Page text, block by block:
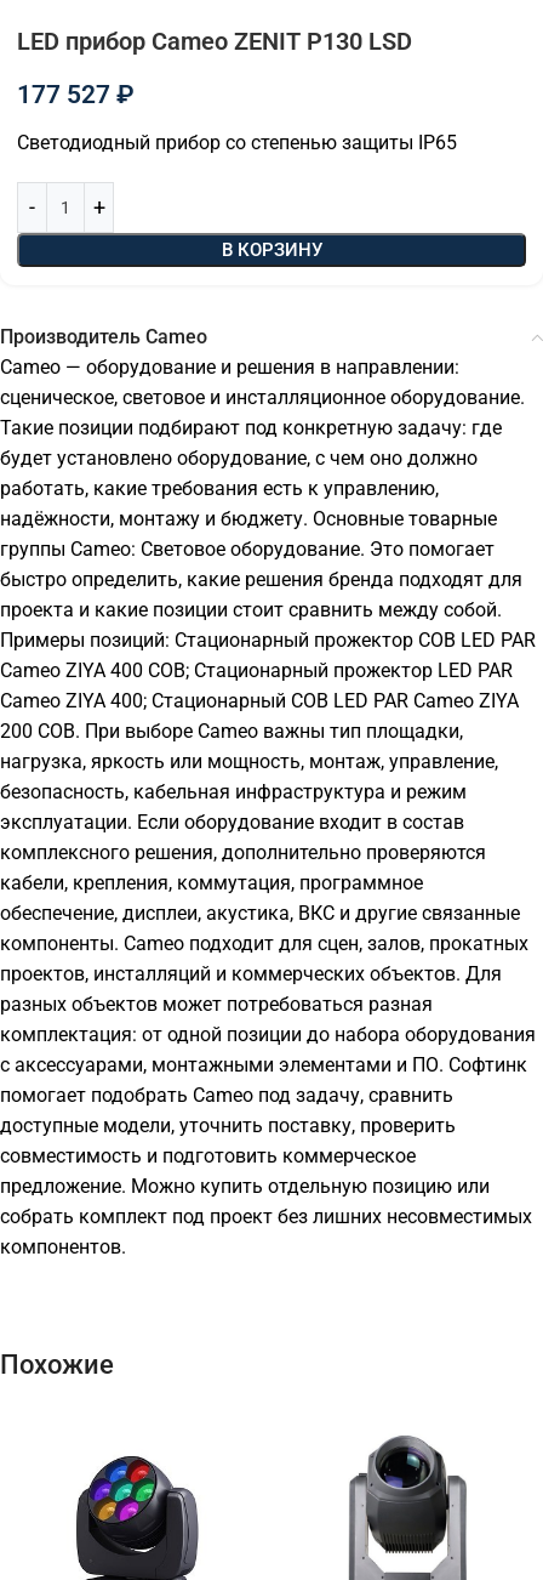
LED прибор Cameo ZENIT P130 LSD
177 527 ₽
Светодиодный прибор со степенью защиты IP65
В КОРЗИНУ
Производитель Cameo
Cameo — оборудование и решения в направлении:
сценическое, световое и инсталляционное оборудование.
Такие позиции подбирают под конкретную задачу: где
будет установлено оборудование, с чем оно должно
работать, какие требования есть к управлению,
надёжности, монтажу и бюджету. Основные товарные
группы Cameo: Световое оборудование. Это помогает
быстро определить, какие решения бренда подходят для
проекта и какие позиции стоит сравнить между собой.
Примеры позиций: Стационарный прожектор COB LED PAR
Cameo ZIYA 400 COB; Стационарный прожектор LED PAR
Cameo ZIYA 400; Стационарный COB LED PAR Cameo ZIYA
200 COB. При выборе Cameo важны тип площадки,
нагрузка, яркость или мощность, монтаж, управление,
безопасность, кабельная инфраструктура и режим
эксплуатации. Если оборудование входит в состав
комплексного решения, дополнительно проверяются
кабели, крепления, коммутация, программное
обеспечение, дисплеи, акустика, ВКС и другие связанные
компоненты. Cameo подходит для сцен, залов, прокатных
проектов, инсталляций и коммерческих объектов. Для
разных объектов может потребоваться разная
комплектация: от одной позиции до набора оборудования
с аксессуарами, монтажными элементами и ПО. Софтинк
помогает подобрать Cameo под задачу, сравнить
доступные модели, уточнить поставку, проверить
совместимость и подготовить коммерческое
предложение. Можно купить отдельную позицию или
собрать комплект под проект без лишних несовместимых
компонентов.
Похожие